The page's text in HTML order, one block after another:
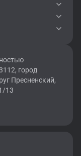
город
Пресненский,
13